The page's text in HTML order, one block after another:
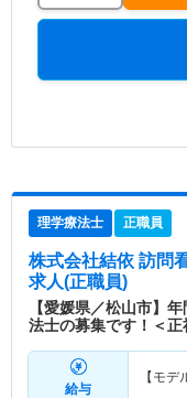
理学療法士 正職員
株式会社結依 訪問
求人(正職員)
【愛媛県／松山市】
法士の募集です！＜正
給与
【モデ